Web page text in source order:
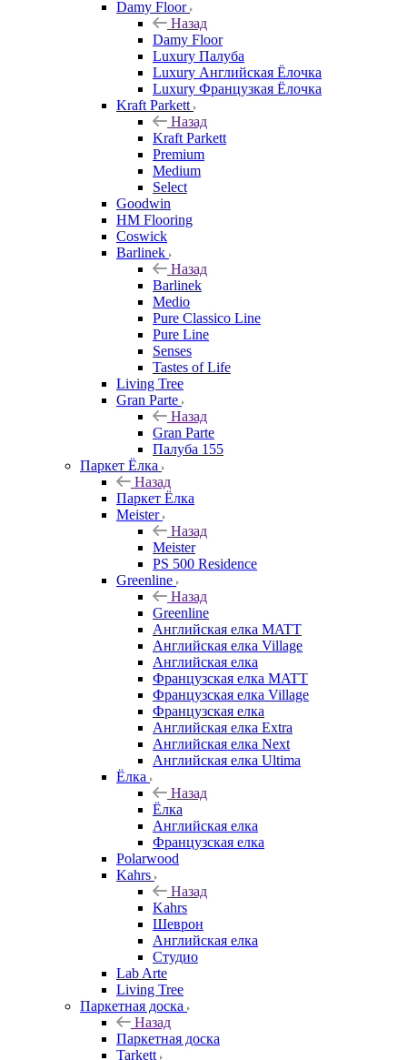
Damy Floor
Назад
Damy Floor
Luxury Палуба
Luxury Английская Ёлочка
Luxury Французкая Ёлочка
Kraft Parkett
Назад
Kraft Parkett
Premium
Medium
Select
Goodwin
HM Flooring
Coswick
Barlinek
Назад
Barlinek
Medio
Pure Classico Line
Pure Line
Senses
Tastes of Life
Living Tree
Gran Parte
Назад
Gran Parte
Палуба 155
Паркет Ёлка
Назад
Паркет Ёлка
Meister
Назад
Meister
PS 500 Residence
Greenline
Назад
Greenline
Английская елка MATT
Английская елка Village
Английская елка
Французская елка MATT
Французская елка Village
Французская елка
Английская елка Extra
Английская елка Next
Английская елка Ultima
Ёлка
Назад
Ёлка
Английская елка
Французская елка
Polarwood
Kahrs
Назад
Kahrs
Шеврон
Английская елка
Студио
Lab Arte
Living Tree
Паркетная доска
Назад
Паркетная доска
Tarkett